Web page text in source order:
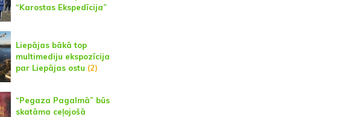
“Karostas Ekspedīcija”
Liepājas bākā top
multimediju ekspozīcija
par Liepājas ostu (2)
“Pegaza Pagalmā” būs
skatāma ceļojošā